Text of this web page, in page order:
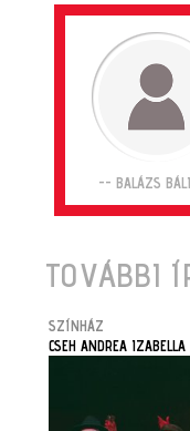
-- BALÁZS
TOVÁBBI
SZÍNHÁZ
CSEH ANDREA IZABELLA